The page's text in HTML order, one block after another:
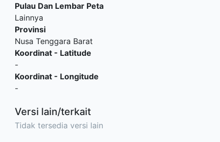
Pulau Dan Lembar Peta
Lainnya
Provinsi
Nusa Tenggara Barat
Koordinat - Latitude
-
Koordinat - Longitude
-
Versi lain/terkait
Tidak tersedia versi lain